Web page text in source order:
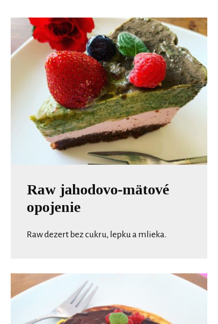
Raw jahodovo-mätové
opojenie
Raw dezert bez cukru, lepku a mlieka.